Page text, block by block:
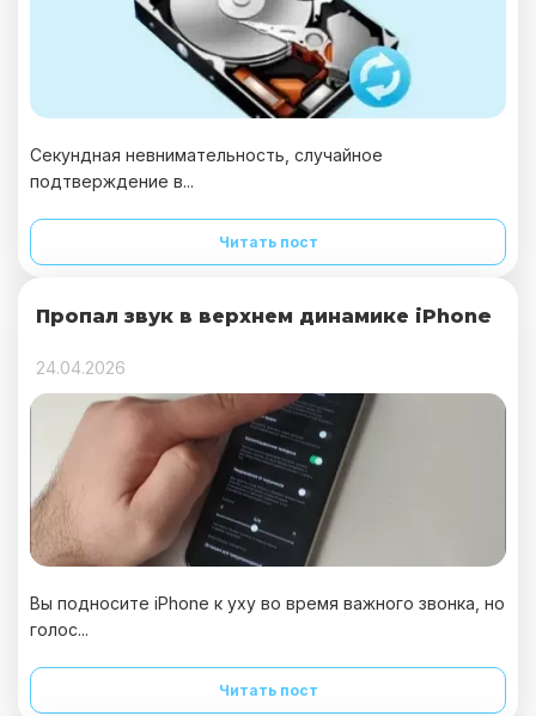
Секундная невнимательность, случайное
подтверждение в...
Читать пост
Пропал звук в верхнем динамике iPhone
24.04.2026
Вы подносите iPhone к уху во время важного звонка, но
голос...
Читать пост